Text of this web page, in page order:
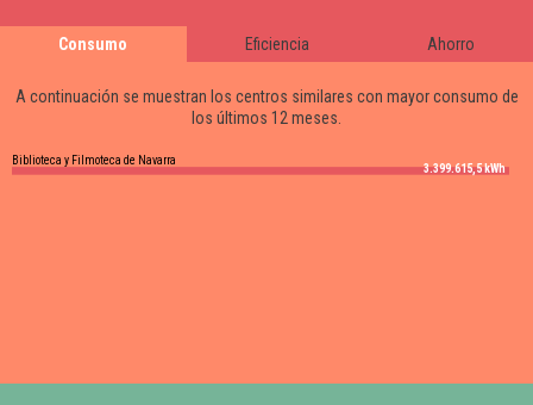
Consumo Eficiencia Ahorro
A continuación se muestran los centros similares con mayor consumo de
los últimos 12 meses.
3.399.615,5 kWh
Biblioteca y Filmoteca de Navarra